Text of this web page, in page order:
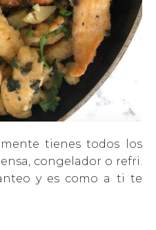
tienes todos los
congelador o refri.
y es como a ti te